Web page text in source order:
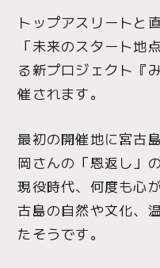
トップアスリートと
「未来のスタート地
る新プロジェクト『
催されます。
最初の開催地に宮古
岡さんの「恩返し」
現役時代、何度も心
古島の自然や文化、
たそうです。